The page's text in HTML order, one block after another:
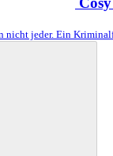
nicht jeder. Ein